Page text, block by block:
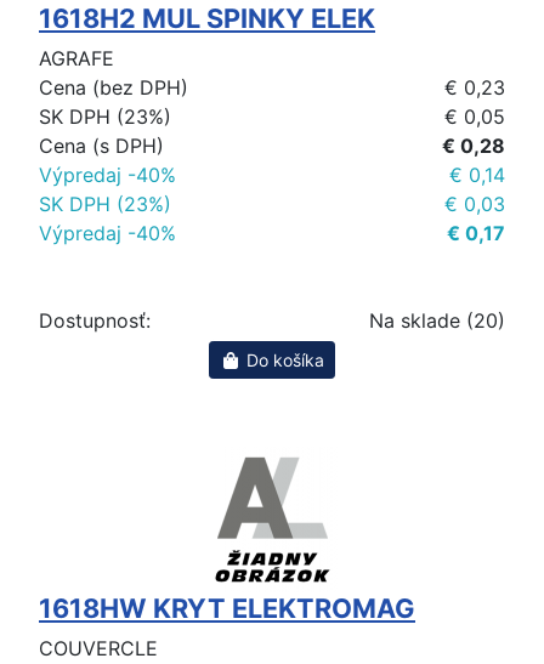
1618H2 MUL SPINKY ELEK
AGRAFE
Cena (bez DPH)
€ 0,23
SK DPH (23%)
€ 0,05
Cena (s DPH)
€ 0,28
Výpredaj -40%
€ 0,14
SK DPH (23%)
€ 0,03
Výpredaj -40%
€ 0,17
Dostupnosť: Na sklade (20)
Do košíka
1618HW KRYT ELEKTROMAG
COUVERCLE